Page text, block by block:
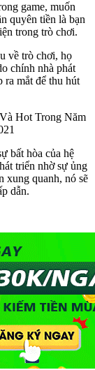
game, muốn
quyên tiền là bạn
trong trò chơi.
về trò chơi, họ
chính nhà phát
ra mắt để thu hút
Hot Trong Năm
bất hòa của hệ
triển nhờ sự ủng
xung quanh, nó sẽ
dẫn.